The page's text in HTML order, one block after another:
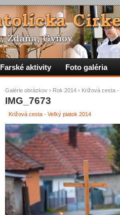
Galérie obrázkov › Rok 2014 › Križová cesta
IMG_7673
Križová cesta - Veľký piatok 2014
Farské aktivity Foto galéria